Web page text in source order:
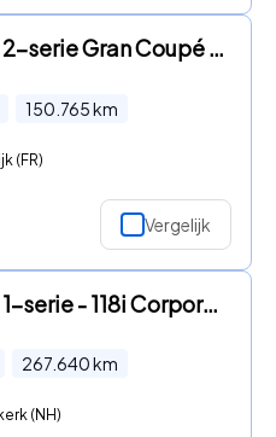
BMW 2-serie Gran Coupé - 218i Business Edition | Incl. 12 maanden garantie | Cruise c
150.765km
(FR)
Vergelijk
BMW 1-serie - 118i Corporate High Exe M-Sport ORG NL PANO HARMAN KARDON HU
267.640km
(NH)